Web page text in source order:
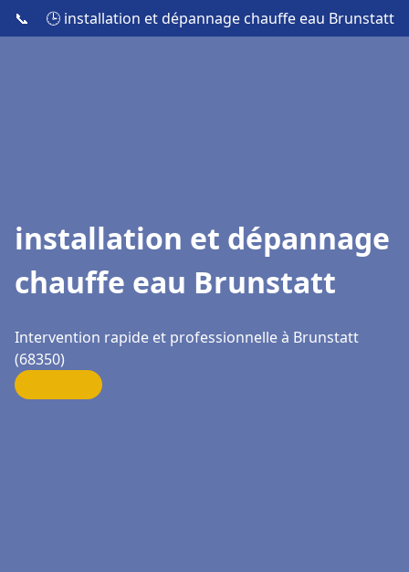
📞 🕒 installation et dépannage chauffe eau Brunstatt
installation et dépannage
chauffe eau Brunstatt
Intervention rapide et professionnelle à Brunstatt
(68350)